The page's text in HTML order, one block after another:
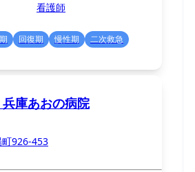
看護師
回復期 慢性期
二次救急
庫あおの病院
926-453